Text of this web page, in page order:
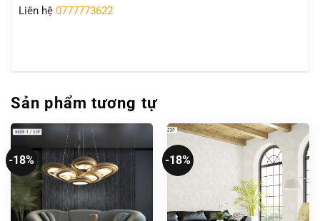
Liên hệ 0777773622
Sản phẩm tương tự
-18% -18%